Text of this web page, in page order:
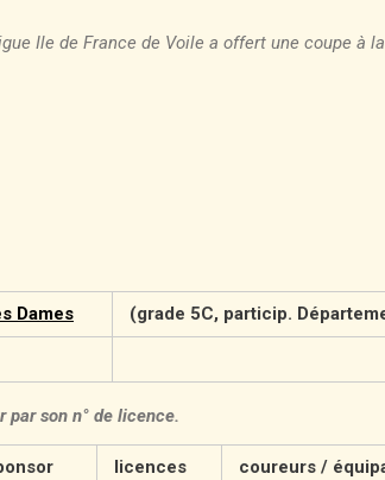
Ile de France de Voile a offert une coupe à
Dames (grade 5C, particip.
par son n° de licence.
licences coureurs /